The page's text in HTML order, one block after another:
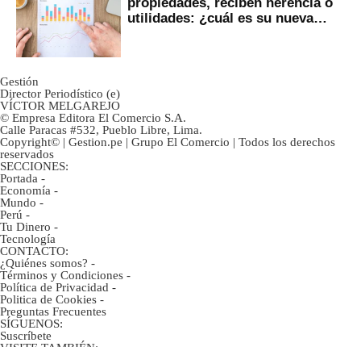
utilidades: ¿cuál es su nueva
Gestión
Director Periodístico (e)
VÍCTOR MELGAREJO
© Empresa Editora El Comercio S.A.
Calle Paracas #532, Pueblo Libre, Lima.
Copyright© | Gestion.pe | Grupo El Comercio | Todos los derechos
reservados
SECCIONES:
Portada -
Economía -
Mundo -
Perú -
Tu Dinero -
Tecnología
CONTACTO:
¿Quiénes somos? -
Términos y Condiciones -
Política de Privacidad -
Politica de Cookies -
Preguntas Frecuentes
SÍGUENOS:
Suscríbete